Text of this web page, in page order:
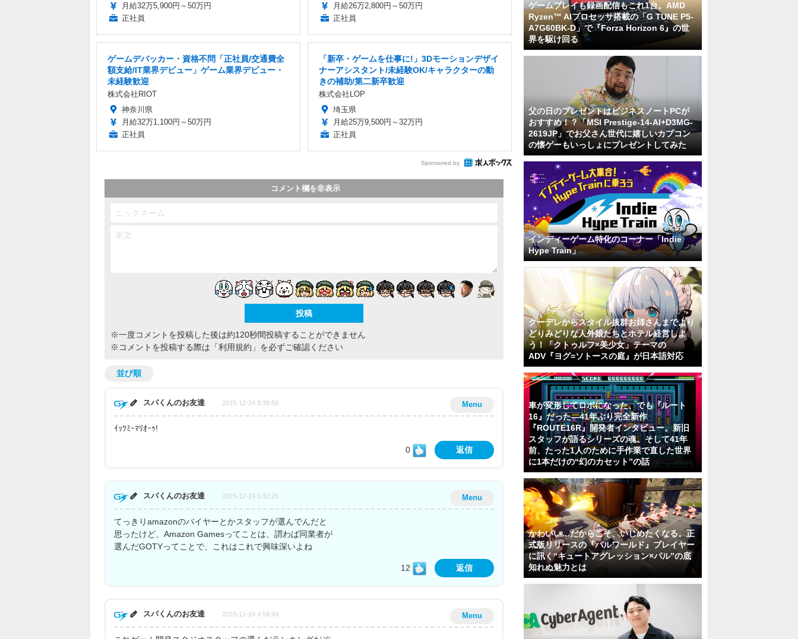
月給32万5,900円～50万円
正社員
月給26万2,800円～50万円
正社員
ゲームデバッカー・資格不問「正社員/交通費全
額支給/IT業界デビュー」ゲーム業界デビュー・
未経験歓迎
株式会社RIOT
神奈川県
月給32万1,100円～50万円
正社員
「新卒・ゲームを仕事に!」3Dモーションデザイ
ナーアシスタント/未経験OK/キャラクターの動
きの補助/第二新卒歓迎
株式会社LOP
埼玉県
月給25万9,500円～32万円
正社員
Sponsored by
コメント欄を非表示
※一度コメントを投稿した後は約120秒間投稿することができません
※コメントを投稿する際は 「利用規約」 を必ずご確認ください
並び順
Menu
スパくんのお友達 2015-12-24 9:39:56
ｲｯﾂﾐｰﾏﾘｵｰｩ!
0 返信
Menu
スパくんのお友達 2015-12-24 5:32:26
てっきりamazonのバイヤーとかスタッフが選んでんだと
思ったけど、Amazon Gamesってことは、謂わば同業者が
選んだGOTYってことで、これはこれで興味深いよね
12 返信
Menu
スパくんのお友達 2015-12-24 4:54:49
ゲームプレイも録画配信もこれ1台。AMD
Ryzen™ AIプロセッサ搭載の「G TUNE P5-
A7G60BK-D」で『Forza Horizon 6』の世
界を駆け回る
父の日のプレゼントはビジネスノートPCが
おすすめ！？「MSI Prestige-14-AI+D3MG-
2619JP」でお父さん世代に嬉しいカプコン
の懐ゲーもいっしょにプレゼントしてみた
インディーゲーム特化のコーナー「Indie
Hype Train」
クーデレからスタイル抜群お姉さんまでより
どりみどりな人外娘たちとホテル経営しよ
う！「クトゥルフ×美少女」テーマの
ADV『ヨグ=ソトースの庭』が日本語対応
車が変形してロボになった、でも『ルート
16』だった―41年ぶり完全新作
『ROUTE16R』開発者インタビュー。新旧
スタッフが語るシリーズの魂。そして41年
前、たった1人のために手作業で直した世界
に1本だけの“幻のカセット”の話
かわいい…だからこそ、いじめたくなる。正
式版リリースの『パルワールド』プレイヤー
に訊く“キュートアグレッション×パル”の底
知れぬ魅力とは